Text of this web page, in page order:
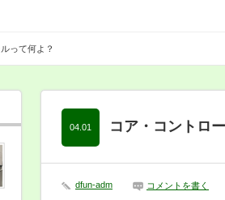
って何よ？
コア・コントロ
04.01
dfun-adm コメントを書く